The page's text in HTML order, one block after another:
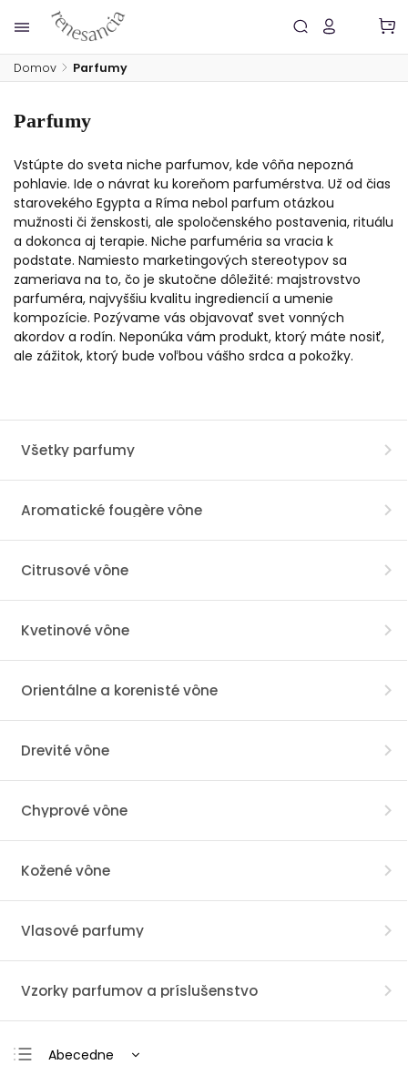
Domov / Parfumy
Parfumy
Vstúpte do sveta niche parfumov, kde vôňa nepozná
pohlavie. Ide o návrat ku koreňom parfumérstva. Už od čias
starovekého Egypta a Ríma nebol parfum otázkou
mužnosti či ženskosti, ale spoločenského postavenia, rituálu
a dokonca aj terapie. Niche parfuméria sa vracia k
podstate. Namiesto marketingových stereotypov sa
zameriava na to, čo je skutočne dôležité: majstrovstvo
parfuméra, najvyššiu kvalitu ingrediencií a umenie
kompozície. Pozývame vás objavovať svet vonných
akordov a rodín. Neponúka vám produkt, ktorý máte nosiť,
ale zážitok, ktorý bude voľbou vášho srdca a pokožky.
Všetky parfumy
Aromatické fougère vône
Citrusové vône
Kvetinové vône
Orientálne a korenisté vône
Drevité vône
Chyprové vône
Kožené vône
Vlasové parfumy
Vzorky parfumov a príslušenstvo
Abecedne